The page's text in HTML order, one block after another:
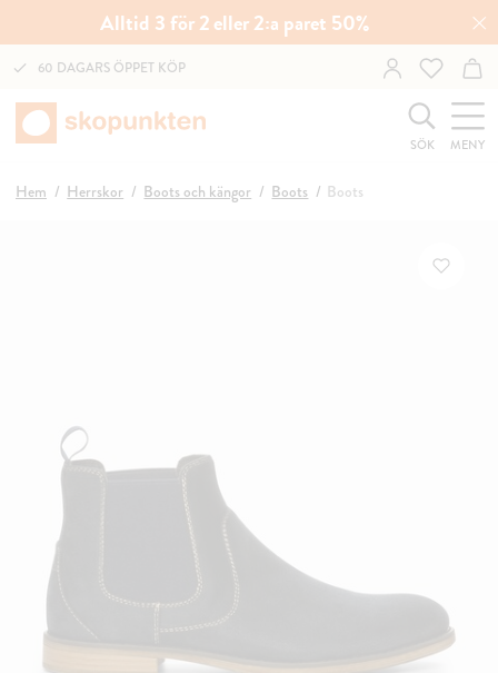
Alltid 3 för 2 eller 2:a paret 50%
60 DAGARS ÖPPET KÖP
SÖK MENY
Hem Herrskor Boots och kängor Boots Boots